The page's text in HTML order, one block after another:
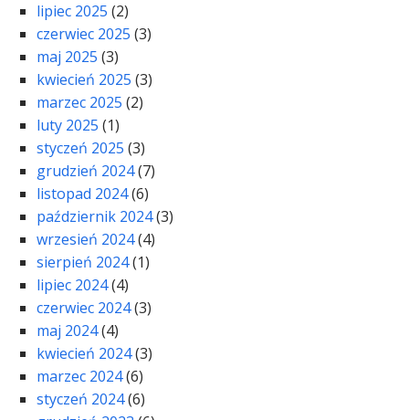
lipiec 2025 (2)
czerwiec 2025 (3)
maj 2025 (3)
kwiecień 2025 (3)
marzec 2025 (2)
luty 2025 (1)
styczeń 2025 (3)
grudzień 2024(7)
listopad 2024(6)
październik 2024(3)
wrzesień 2024(4)
sierpień 2024(1)
lipiec 2024(4)
czerwiec 2024(3)
maj 2024(4)
kwiecień 2024(3)
marzec 2024(6)
styczeń 2024(6)